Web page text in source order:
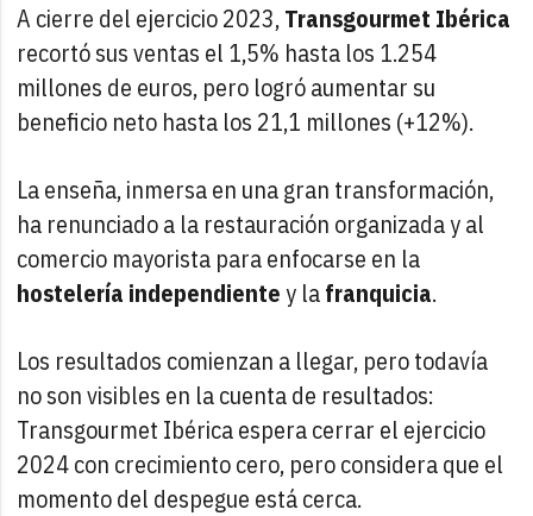
A cierre del ejercicio 2023,Transgourmet Ibérica
recortó sus ventas el 1,5% hasta los 1.254
millones de euros, pero logró aumentar su
beneficio neto hasta los 21,1 millones (+12%).
La enseña, inmersa en una gran transformación,
ha renunciado a la restauración organizada y al
comercio mayorista para enfocarse en la
hostelería independientey lafranquicia.
Los resultados comienzan a llegar, pero todavía
no son visibles en la cuenta de resultados:
Transgourmet Ibérica espera cerrar el ejercicio
2024 con crecimiento cero, pero considera que el
momento del despegue está cerca.